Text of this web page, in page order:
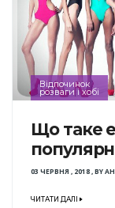
Відпочинок
розваги і хобі
Що таке
03 ЧЕРВНЯ , 2018,BY
ЧИТАТИ ДАЛІ